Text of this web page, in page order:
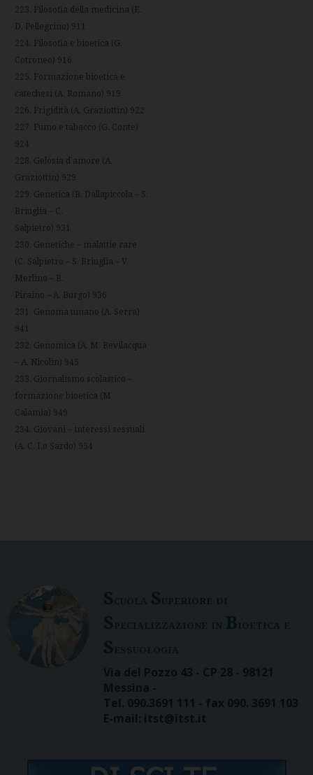
223. Filosofia della medicina (E.
D. Pellegrino) 911
224. Filosofia e bioetica (G.
Cotroneo) 916
225. Formazione bioetica e
catechesi (A. Romano) 919
226. Frigidità (A. Graziottin) 922
227. Fumo e tabacco (G. Conte)
924
228. Gelosia d’amore (A.
Graziottin) 929
229. Genetica (B. Dallapiccola – S.
Briuglia – C.
Salpietro) 931
230. Genetiche – malattie rare
(C. Salpietro – S. Briuglia – V.
Merlino – B.
Piraino – A. Burgo) 936
231. Genoma umano (A. Serra)
941
232. Genomica (A. M. Bevilacqua
– A. Nicolin) 945
233. Giornalismo scolastico –
formazione bioetica (M
Calamia) 949
234. Giovani – interessi sessuali
(A. C. Lo Sardo) 954
Scuola Superiore di
Specializzazione in Bioetica e
Sessuologia
Via del Pozzo 43 - CP 28 - 98121
Messina -
Tel. 090.3691 111 - fax 090. 3691 103
E-mail: itst@itst.it